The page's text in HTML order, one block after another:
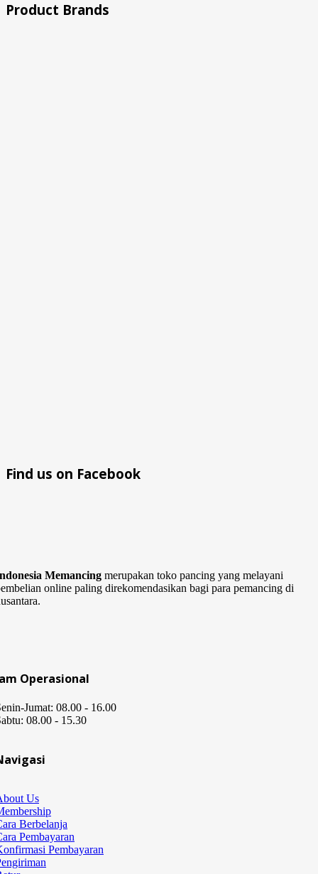
Product Brands
Find us on Facebook
Memancing merupakan toko pancing yang melayani
online paling direkomendasikan bagi para pemancing di
Operasional
Jumat: 08.00 - 16.00
08.00 - 15.30
Us
Berbelanja
Pembayaran
Pembayaran